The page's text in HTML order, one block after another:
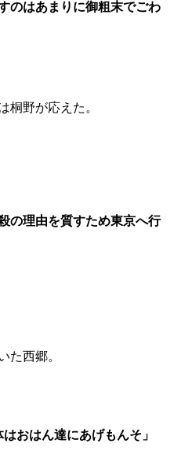
のはあまりに御粗末でごわ
桐野が応えた。
の理由を質すため東京へ行
た西郷。
おはん達にあげもんそ」